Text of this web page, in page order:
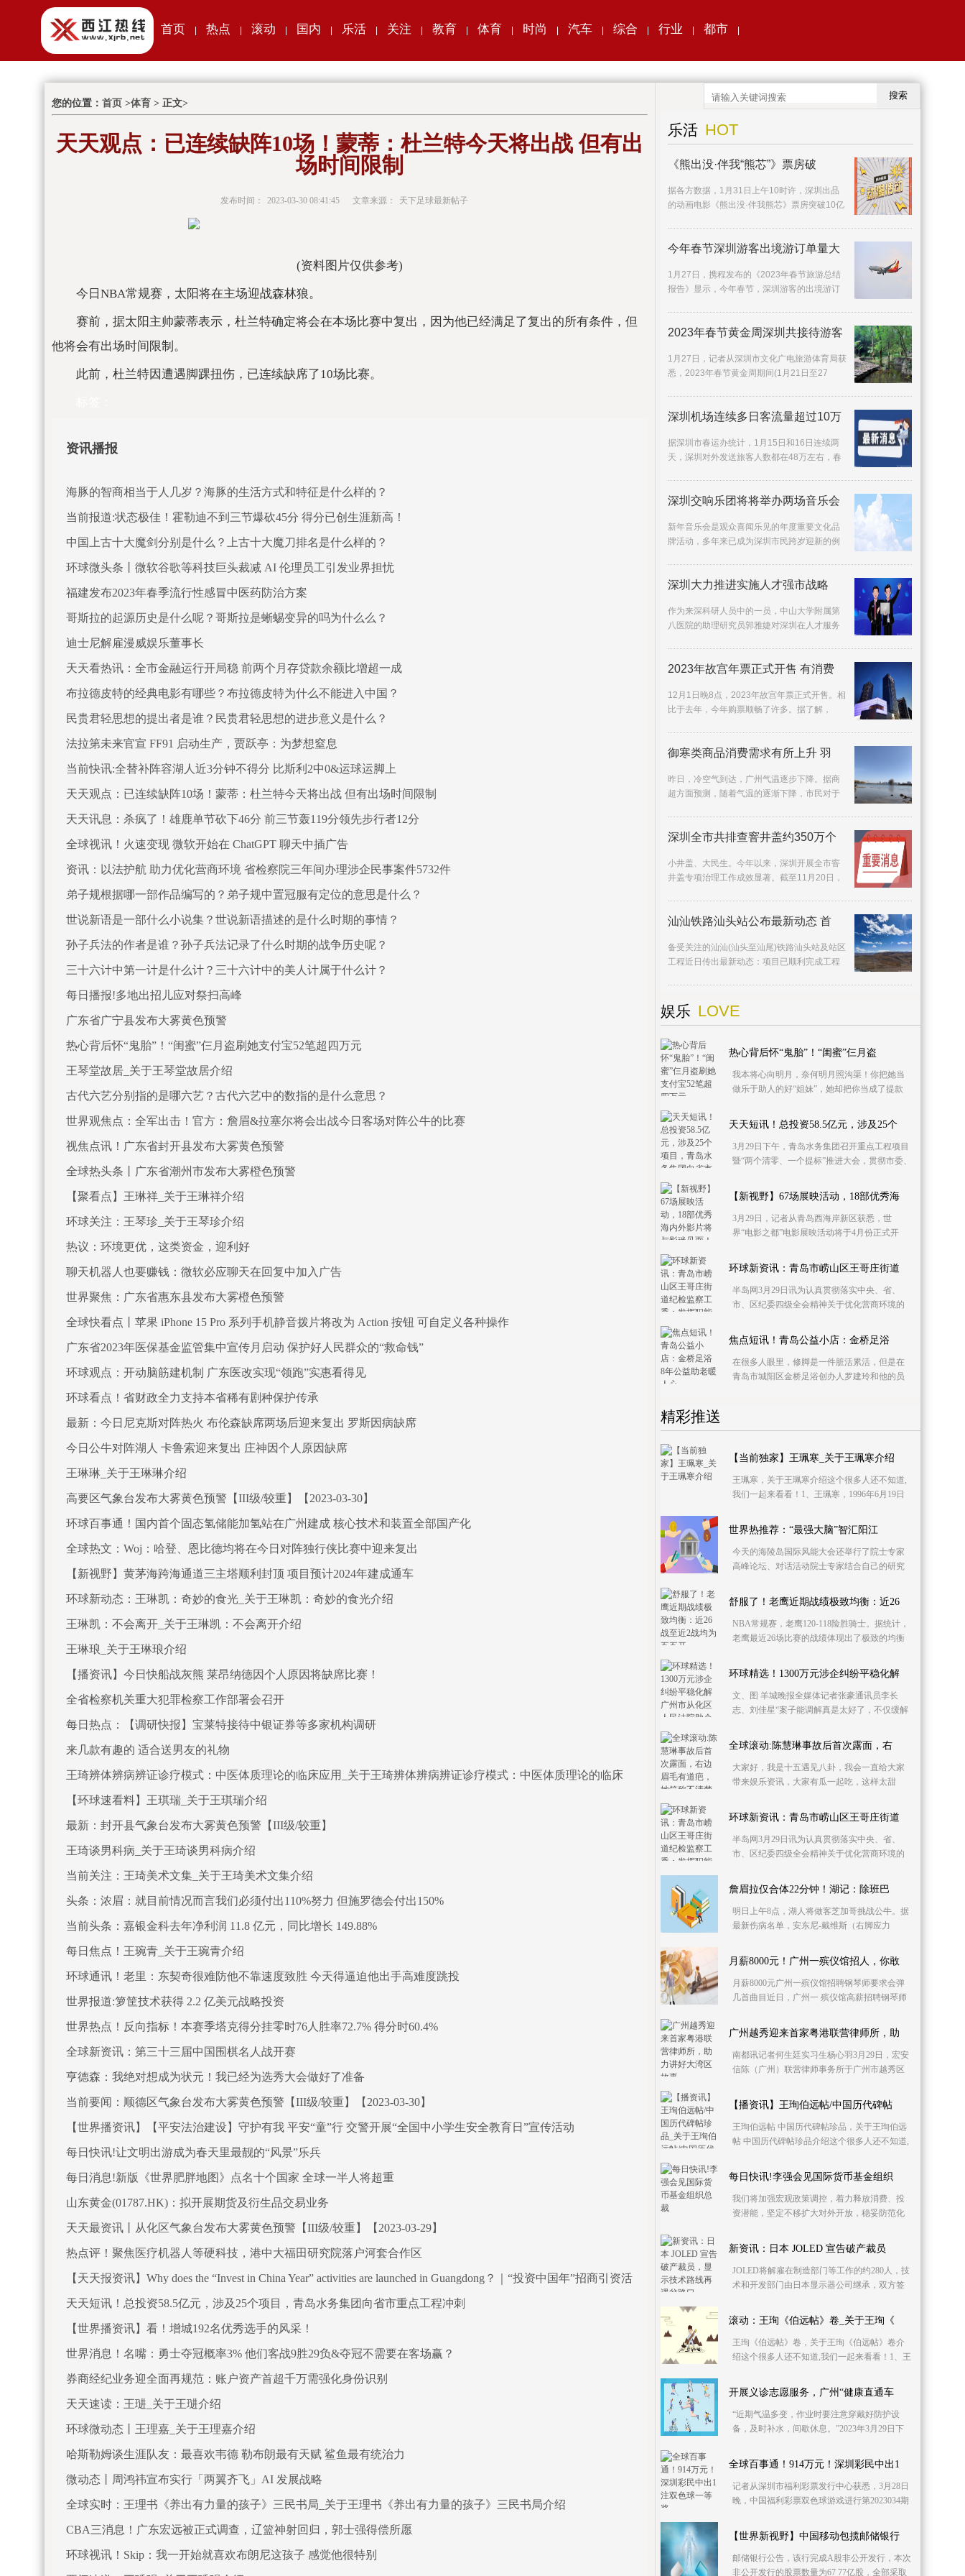
首页 热点 滚动 国内 乐活 关注 教育 体育 时尚 汽车 综合 行业 都市
您的位置： 首页 >体育 > 正文>
天天观点：已连续缺阵10场！蒙蒂：杜兰特今天将出战 但有出
场时间限制
发布时间： 2023-03-30 08:41:45 文章来源： 天下足球最新帖子
(资料图片仅供参考)
今日NBA常规赛，太阳将在主场迎战森林狼。
赛前，据太阳主帅蒙蒂表示，杜兰特确定将会在本场比赛中复出，因为他已经满足了复出的所有条件，但
他将会有出场时间限制。
此前，杜兰特因遭遇脚踝扭伤，已连续缺席了10场比赛。
资讯播报
海豚的智商相当于人几岁？海豚的生活方式和特征是什么样的？
当前报道:状态极佳！霍勒迪不到三节爆砍45分 得分已创生涯新高！
中国上古十大魔剑分别是什么？上古十大魔刀排名是什么样的？
环球微头条丨微软谷歌等科技巨头裁减 AI 伦理员工引发业界担忧
福建发布2023年春季流行性感冒中医药防治方案
哥斯拉的起源历史是什么呢？哥斯拉是蜥蜴变异的吗为什么么？
迪士尼解雇漫威娱乐董事长
天天看热讯：全市金融运行开局稳 前两个月存贷款余额比增超一成
布拉德皮特的经典电影有哪些？布拉德皮特为什么不能进入中国？
民贵君轻思想的提出者是谁？民贵君轻思想的进步意义是什么？
法拉第未来官宣 FF91 启动生产，贾跃亭：为梦想窒息
当前快讯:全替补阵容湖人近3分钟不得分 比斯利2中0&运球运脚上
天天观点：已连续缺阵10场！蒙蒂：杜兰特今天将出战 但有出场时间限制
天天讯息：杀疯了！雄鹿单节砍下46分 前三节轰119分领先步行者12分
全球视讯！火速变现 微软开始在 ChatGPT 聊天中插广告
资讯：以法护航 助力优化营商环境 省检察院三年间办理涉企民事案件5732件
弟子规根据哪一部作品编写的？弟子规中置冠服有定位的意思是什么？
世说新语是一部什么小说集？世说新语描述的是什么时期的事情？
孙子兵法的作者是谁？孙子兵法记录了什么时期的战争历史呢？
三十六计中第一计是什么计？三十六计中的美人计属于什么计？
每日播报!多地出招儿应对祭扫高峰
广东省广宁县发布大雾黄色预警
热心背后怀“鬼胎”！“闺蜜”仨月盗刷她支付宝52笔超四万元
王琴堂故居_关于王琴堂故居介绍
古代六艺分别指的是哪六艺？古代六艺中的数指的是什么意思？
世界观焦点：全军出击！官方：詹眉&拉塞尔将会出战今日客场对阵公牛的比赛
视焦点讯！广东省封开县发布大雾黄色预警
全球热头条丨广东省潮州市发布大雾橙色预警
【聚看点】王琳祥_关于王琳祥介绍
环球关注：王琴珍_关于王琴珍介绍
热议：环境更优，这类资金，迎利好
聊天机器人也要赚钱：微软必应聊天在回复中加入广告
世界聚焦：广东省惠东县发布大雾橙色预警
全球快看点丨苹果 iPhone 15 Pro 系列手机静音拨片将改为 Action 按钮 可自定义各种操作
广东省2023年医保基金监管集中宣传月启动 保护好人民群众的“救命钱”
环球观点：开动脑筋建机制 广东医改实现“领跑”实惠看得见
环球看点！省财政全力支持本省稀有剧种保护传承
最新：今日尼克斯对阵热火 布伦森缺席两场后迎来复出 罗斯因病缺席
今日公牛对阵湖人 卡鲁索迎来复出 庄神因个人原因缺席
王琳琳_关于王琳琳介绍
高要区气象台发布大雾黄色预警【III级/较重】【2023-03-30】
环球百事通！国内首个固态氢储能加氢站在广州建成 核心技术和装置全部国产化
全球热文：Woj：哈登、恩比德均将在今日对阵独行侠比赛中迎来复出
【新视野】黄茅海跨海通道三主塔顺利封顶 项目预计2024年建成通车
环球新动态：王琳凯：奇妙的食光_关于王琳凯：奇妙的食光介绍
王琳凯：不会离开_关于王琳凯：不会离开介绍
王琳琅_关于王琳琅介绍
【播资讯】今日快船战灰熊 莱昂纳德因个人原因将缺席比赛！
全省检察机关重大犯罪检察工作部署会召开
每日热点：【调研快报】宝莱特接待中银证券等多家机构调研
来几款有趣的 适合送男友的礼物
王琦辨体辨病辨证诊疗模式：中医体质理论的临床应用_关于王琦辨体辨病辨证诊疗模式：中医体质理论的临床
应用介绍
【环球速看料】王琪瑞_关于王琪瑞介绍
最新：封开县气象台发布大雾黄色预警【III级/较重】
王琦谈男科病_关于王琦谈男科病介绍
当前关注：王琦美术文集_关于王琦美术文集介绍
头条：浓眉：就目前情况而言我们必须付出110%努力 但施罗德会付出150%
当前头条：嘉银金科去年净利润 11.8 亿元，同比增长 149.88%
每日焦点！王琬青_关于王琬青介绍
环球通讯！老里：东契奇很难防他不靠速度致胜 今天得逼迫他出手高难度跳投
世界报道:箩筐技术获得 2.2 亿美元战略投资
世界热点！反向指标！本赛季塔克得分挂零时76人胜率72.7% 得分时60.4%
全球新资讯：第三十三届中国围棋名人战开赛
亨德森：我绝对想成为状元！我已经为选秀大会做好了准备
当前要闻：顺德区气象台发布大雾黄色预警【III级/较重】【2023-03-30】
【世界播资讯】【平安法治建设】守护有我 平安“童”行 交警开展“全国中小学生安全教育日”宣传活动
每日快讯!让文明出游成为春天里最靓的“风景”乐兵
每日消息!新版《世界肥胖地图》点名十个国家 全球一半人将超重
山东黄金(01787.HK)：拟开展期货及衍生品交易业务
天天最资讯丨从化区气象台发布大雾黄色预警【III级/较重】【2023-03-29】
热点评！聚焦医疗机器人等硬科技，港中大福田研究院落户河套合作区
【天天报资讯】Why does the “Invest in China Year” activities are launched in Guangdong？｜“投资中国年”招商引资活
动启动，为何选在广东？
天天短讯！总投资58.5亿元，涉及25个项目，青岛水务集团向省市重点工程冲刺
【世界播资讯】看！增城192名优秀选手的风采！
世界消息！名嘴：勇士夺冠概率3% 他们客战9胜29负&夺冠不需要在客场赢？
券商经纪业务迎全面再规范：账户资产首超千万需强化身份识别
天天速读：王琎_关于王琎介绍
环球微动态丨王理嘉_关于王理嘉介绍
哈斯勒姆谈生涯队友：最喜欢韦德 勒布朗最有天赋 鲨鱼最有统治力
微动态丨周鸿祎宣布实行「两翼齐飞」AI 发展战略
全球实时：王理书《养出有力量的孩子》三民书局_关于王理书《养出有力量的孩子》三民书局介绍
CBA三消息！广东宏远被正式调查，辽篮神射回归，郭士强得偿所愿
环球视讯！Skip：我一开始就喜欢布朗尼这孩子 感觉他很特别
搜索
乐活 HOT
《熊出没·伴我“熊芯”》票房破
据各方数据，1月31日上午10时许，深圳出品
的动画电影《熊出没·伴我熊芯》票房突破10亿
今年春节深圳游客出境游订单量大
1月27日，携程发布的《2023年春节旅游总结
报告》显示，今年春节，深圳游客的出境游订
2023年春节黄金周深圳共接待游客
1月27日，记者从深圳市文化广电旅游体育局获
悉，2023年春节黄金周期间(1月21日至27
深圳机场连续多日客流量超过10万
据深圳市春运办统计，1月15日和16日连续两
天，深圳对外发送旅客人数都在48万左右，春
深圳交响乐团将将举办两场音乐会
新年音乐会是观众喜闻乐见的年度重要文化品
牌活动，多年来已成为深圳市民跨岁迎新的例
深圳大力推进实施人才强市战略
作为来深科研人员中的一员，中山大学附属第
八医院的助理研究员郭雅婕对深圳在人才服务
2023年故宫年票正式开售 有消费
12月1日晚8点，2023年故宫年票正式开售。相
比于去年，今年购票顺畅了许多。据了解，
御寒类商品消费需求有所上升 羽
昨日，冷空气到达，广州气温逐步下降。据商
超方面预测，随着气温的逐渐下降，市民对于
深圳全市共排查窨井盖约350万个
小井盖、大民生。今年以来，深圳开展全市窨
井盖专项治理工作成效显著。截至11月20日，
汕汕铁路汕头站公布最新动态 首
备受关注的汕汕(汕头至汕尾)铁路汕头站及站区
工程近日传出最新动态：项目已顺利完成工程
娱乐 LOVE
热心背后怀“鬼胎”！“闺蜜”仨月盗
我本将心向明月，奈何明月照沟渠！你把她当
做乐于助人的好“姐妹”，她却把你当成了提款
被盗刷5
天天短讯！总投资58.5亿元，涉及25个
3月29日下午，青岛水务集团召开重点工程项目
暨“两个清零、一个提标”推进大会，贯彻市委、
署，全面
【新视野】67场展映活动，18部优秀海
3月29日，记者从青岛西海岸新区获悉，世
界“电影之都”电影展映活动将于4月份正式开
影视“走出去”
环球新资讯：青岛市崂山区王哥庄街道
半岛网3月29日讯为认真贯彻落实中央、省、
市、区纪委四级全会精神关于优化营商环境的
区委、街道党工
焦点短讯！青岛公益小店：金桥足浴
在很多人眼里，修脚是一件脏活累活，但是在
青岛市城阳区金桥足浴创办人罗建玲和他的员
精彩推送
【当前独家】王珮寒_关于王珮寒介绍
王珮寒，关于王珮寒介绍这个很多人还不知道,
我们一起来看看！1、王珮寒，1996年6月19日
院，中国内地
世界热推荐：“最强大脑”智汇阳江
今天的海陵岛国际风能大会还举行了院士专家
高峰论坛、对话活动院士专家结合自己的研究
阳江国际风电
舒服了！老鹰近期战绩极致均衡：近26
NBA常规赛，老鹰120-118险胜骑士。据统计，
老鹰最近26场比赛的战绩体现出了极致的均衡
12负；近22战1
环球精选！1300万元涉企纠纷平稳化解
文、图 羊城晚报全媒体记者张豪通讯员李长
志、刘佳星“案子能调解真是太好了，不仅缓解
真是实实在在
全球滚动:陈慧琳事故后首次露面，右
大家好，我是十五遇见八卦，我会一直给大家
带来娱乐资讯，大家有瓜一起吃，这样太甜
开幕活动，这也
环球新资讯：青岛市崂山区王哥庄街道
半岛网3月29日讯为认真贯彻落实中央、省、
市、区纪委四级全会精神关于优化营商环境的
区委、街道党工
詹眉拉仅合体22分钟！湖记：除班巴
明日上午8点，湖人将做客芝加哥挑战公牛。据
最新伤病名单，安东尼-戴维斯（右脚应力
出场可能），詹
月薪8000元！广州一殡仪馆招人，你敢
月薪8000元广州一殡仪馆招聘钢琴师要求会弹
几首曲目近日，广州一 殡仪馆高薪招聘钢琴师
奏的钢琴、
广州越秀迎来首家粤港联营律师所，助
南都讯记者何生廷实习生杨心羽3月29日，宏安
信陈（广州）联营律师事务所于广州市越秀区
第一家粤港联
【播资讯】王珣伯远帖/中国历代碑帖
王珣伯远帖 中国历代碑帖珍品，关于王珣伯远
帖 中国历代碑帖珍品介绍这个很多人还不知道,
珍品。关
每日快讯!李强会见国际货币基金组织
我们将加强宏观政策调控，着力释放消费、投
资潜能，坚定不移扩大对外开放，稳妥防范化
维护全球产
新资讯：日本 JOLED 宣告破产裁员
JOLED将解雇在制造部门等工作的约280人，技
术和开发部门由日本显示器公司继承，双方签
经济新闻
滚动：王珣《伯远帖》卷_关于王珣《
王珣《伯远帖》卷，关于王珣《伯远帖》卷介
绍这个很多人还不知道,我们一起来看看！1、王
唯一墨迹真
开展义诊志愿服务，广州“健康直通车
“近期气温多变，作业时要注意穿戴好防护设
备，及时补水，间歇休息。”2023年3月29日下
工地里，广州
全球百事通！914万元！深圳彩民中出1
记者从深圳市福利彩票发行中心获悉，3月28日
晚，中国福利彩票双色球游戏进行第2023034期
机选票，奖
【世界新视野】中国移动包揽邮储银行
邮储银行公告，该行完成A股非公开发行，本次
非公开发行的股票数量为67 77亿股，全部采取